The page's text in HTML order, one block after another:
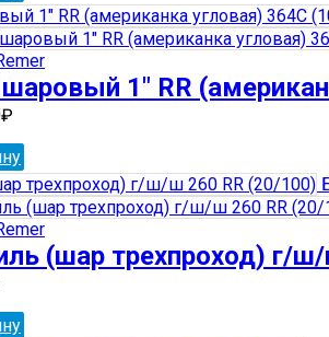
1″ RR
₽
(шар трехпроход) г/